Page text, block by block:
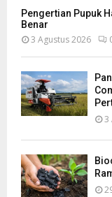
Pengertian Pupuk
Benar
3 Agustus 2026
3